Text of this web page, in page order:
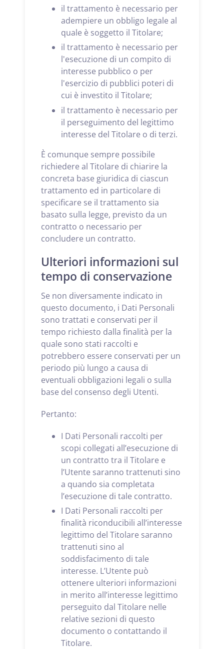
il trattamento è necessario per
adempiere un obbligo legale al
quale è soggetto il Titolare;
il trattamento è necessario per
l'esecuzione di un compito di
interesse pubblico o per
l'esercizio di pubblici poteri di
cui è investito il Titolare;
il trattamento è necessario per
il perseguimento del legittimo
interesse del Titolare o di terzi.
È comunque sempre possibile
richiedere al Titolare di chiarire la
concreta base giuridica di ciascun
trattamento ed in particolare di
specificare se il trattamento sia
basato sulla legge, previsto da un
contratto o necessario per
concludere un contratto.
Ulteriori informazioni sul
tempo di conservazione
Se non diversamente indicato in
questo documento, i Dati Personali
sono trattati e conservati per il
tempo richiesto dalla finalità per la
quale sono stati raccolti e
potrebbero essere conservati per un
periodo più lungo a causa di
eventuali obbligazioni legali o sulla
base del consenso degli Utenti.
Pertanto:
I Dati Personali raccolti per
scopi collegati all’esecuzione di
un contratto tra il Titolare e
l’Utente saranno trattenuti sino
a quando sia completata
l’esecuzione di tale contratto.
I Dati Personali raccolti per
finalità riconducibili all’interesse
legittimo del Titolare saranno
trattenuti sino al
soddisfacimento di tale
interesse. L’Utente può
ottenere ulteriori informazioni
in merito all’interesse legittimo
perseguito dal Titolare nelle
relative sezioni di questo
documento o contattando il
Titolare.